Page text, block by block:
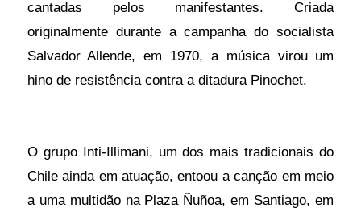
cantadas pelos manifestantes. Criada
originalmente durante a campanha do socialista
Salvador Allende, em 1970, a música virou um
hino de resistência contra a ditadura Pinochet.
O grupo Inti-Illimani, um dos mais tradicionais do
Chile ainda em atuação, entoou a canção em meio
a uma multidão na Plaza Ñuñoa, em Santiago, em